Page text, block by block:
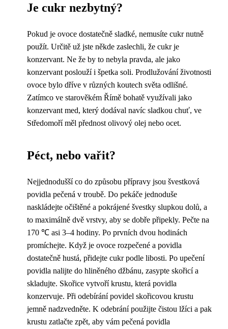
Je cukr nezbytný?
Pokud je ovoce dostatečně sladké, nemusíte cukr nutně
použít. Určitě už jste někde zaslechli, že cukr je
konzervant. Ne že by to nebyla pravda, ale jako
konzervant poslouží i špetka soli. Prodlužování životnosti
ovoce bylo dříve v různých koutech světa odlišné.
Zatímco ve starověkém Římě bohatě využívali jako
konzervant med, který dodával navíc sladkou chuť, ve
Středomoří měl přednost olivový olej nebo ocet.
Péct, nebo vařit?
Nejjednodušší co do způsobu přípravy jsou švestková
povidla pečená v troubě. Do pekáče jednoduše
naskládejte očištěné a pokrájené švestky slupkou dolů, a
to maximálně dvě vrstvy, aby se dobře připekly. Pečte na
170 ℃ asi 3–4 hodiny. Po prvních dvou hodinách
promíchejte. Když je ovoce rozpečené a povidla
dostatečně hustá, přidejte cukr podle libosti. Po upečení
povidla nalijte do hliněného džbánu, zasypte skořicí a
skladujte. Skořice vytvoří krustu, která povidla
konzervuje. Při odebírání povidel skořicovou krustu
jemně nadzvedněte. K odebrání použijte čistou lžíci a pak
krustu zatlačte zpět, aby vám pečená povidla